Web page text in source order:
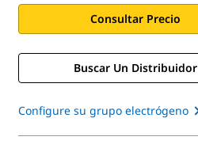
Consultar Precio
Buscar Un Distribuidor
Configure su grupo electrógeno